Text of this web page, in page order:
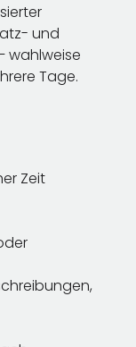
und
wahlweise
Tage.
Zeit